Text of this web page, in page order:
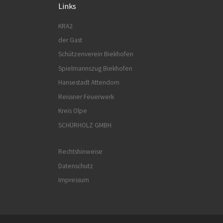
Links
KRA2
der Gast
Schützenverein Biekhofen
Spielmannszug Biekhofen
Hansestadt Attendorn
Reissner Feuerwerk
Kreis Olpe
SCHÜRHOLZ GMBH
Rechtshinweise
Datenschutz
Impressum